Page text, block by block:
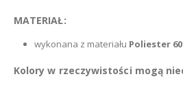
MATERIAŁ:
wykonana z materiału Poliester
Kolory w rzeczywistości mogą